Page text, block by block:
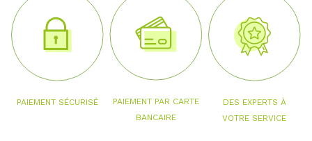
PAIEMENT SÉCURISÉ
PAIEMENT PAR CARTE
BANCAIRE
DES EXPERTS À
VOTRE SERVICE